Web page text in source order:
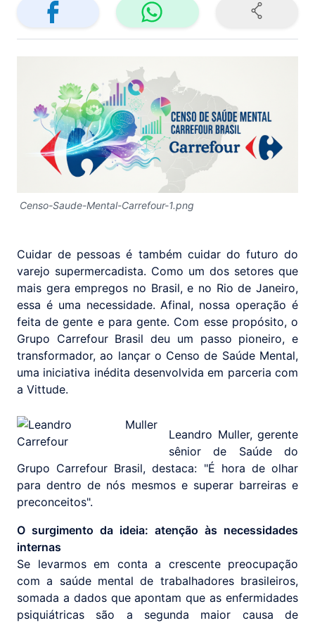
Censo-Saude-Mental-Carrefour-1.png
Cuidar de pessoas é também cuidar do futuro do
varejo supermercadista. Como um dos setores que
mais gera empregos no Brasil, e no Rio de Janeiro,
essa é uma necessidade. Afinal, nossa operação é
feita de gente e para gente. Com esse propósito, o
Grupo Carrefour Brasil deu um passo pioneiro, e
transformador, ao lançar o Censo de Saúde Mental,
uma iniciativa inédita desenvolvida em parceria com
a Vittude.
Leandro Muller, gerente
sênior de Saúde do
Grupo Carrefour Brasil, destaca: "É hora de olhar
para dentro de nós mesmos e superar barreiras e
preconceitos".
O surgimento da ideia: atenção às necessidades
internas
Se levarmos em conta a crescente preocupação
com a saúde mental de trabalhadores brasileiros,
somada a dados que apontam que as enfermidades
psiquiátricas são a segunda maior causa de